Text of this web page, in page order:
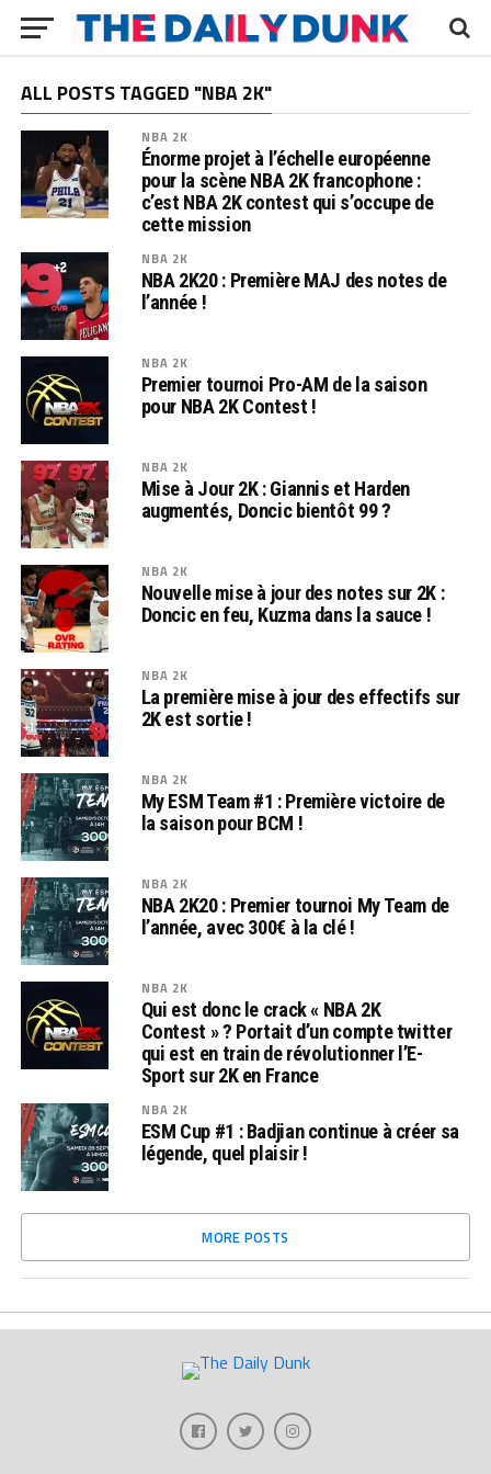
ALL POSTS TAGGED "NBA 2K"
NBA 2K
Énorme projet à l’échelle européenne
pour la scène NBA 2K francophone :
c’est NBA 2K contest qui s’occupe de
cette mission
NBA 2K
NBA 2K20 : Première MAJ des notes de
l’année !
NBA 2K
Premier tournoi Pro-AM de la saison
pour NBA 2K Contest !
NBA 2K
Mise à Jour 2K : Giannis et Harden
augmentés, Doncic bientôt 99 ?
NBA 2K
Nouvelle mise à jour des notes sur 2K :
Doncic en feu, Kuzma dans la sauce !
NBA 2K
La première mise à jour des effectifs sur
2K est sortie !
NBA 2K
My ESM Team #1 : Première victoire de
la saison pour BCM !
NBA 2K
NBA 2K20 : Premier tournoi My Team de
l’année, avec 300€ à la clé !
NBA 2K
Qui est donc le crack « NBA 2K
Contest » ? Portait d’un compte twitter
qui est en train de révolutionner l’E-
Sport sur 2K en France
NBA 2K
ESM Cup #1 : Badjian continue à créer sa
légende, quel plaisir !
MORE POSTS